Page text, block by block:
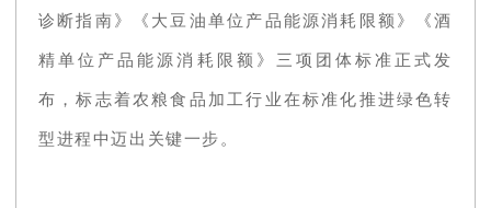
诊断指南》《大豆油单位产品能源消耗限额》《酒
精单位产品能源消耗限额》三项团体标准正式发
布，标志着农粮食品加工行业在标准化推进绿色转
型进程中迈出关键一步。